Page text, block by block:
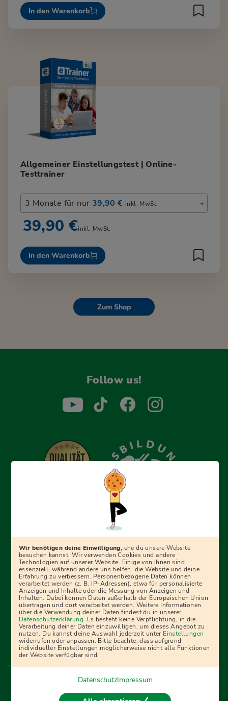
In den Warenkorb
Allgemeiner Einstellungstest | Online-
Testtrainer
3 Monate für nur 39,90 € inkl. MwSt.
39,90 €inkl. MwSt.
In den Warenkorb
Zum Shop
Follow us!
Erfolgreich bewerben mit Ausbildungspark: Wir
begleiten dich Schritt für Schritt bei deinem Start in den
Ratgebern und Prüfungspaketen, interaktiven
Videokursen und vielem mehr. Für alle, die was werden
wollen!
Menü Fußleiste
Impressum Bildquellen Presse
Mediadaten
Partner
AGB Datenschutz
Widerrufsbelehrung
Bestellung
Affiliate Partner Cookies
Vertrag widerrufen
Wir benötigen deine Einwilligung, ehe du unsere Website
besuchen kannst. Wir verwenden Cookies und andere
Technologien auf unserer Website. Einige von ihnen sind
essenziell, während andere uns helfen, die Website und deine
Erfahrung zu verbessern. Personenbezogene Daten können
verarbeitet werden (z. B. IP-Adressen), etwa für personalisierte
Anzeigen und Inhalte oder die Messung von Anzeigen und
Inhalten. Dabei können Daten außerhalb der Europäischen Union
übertragen und dort verarbeitet werden. Weitere Informationen
über die Verwendung deiner Daten findest du in unserer
Datenschutzerklärung. Es besteht keine Verpflichtung, in die
Verarbeitung deiner Daten einzuwilligen, um dieses Angebot zu
nutzen. Du kannst deine Auswahl jederzeit unter Einstellungen
widerrufen oder anpassen. Bitte beachte, dass aufgrund
individueller Einstellungen möglicherweise nicht alle Funktionen
der Website verfügbar sind.
DatenschutzImpressum